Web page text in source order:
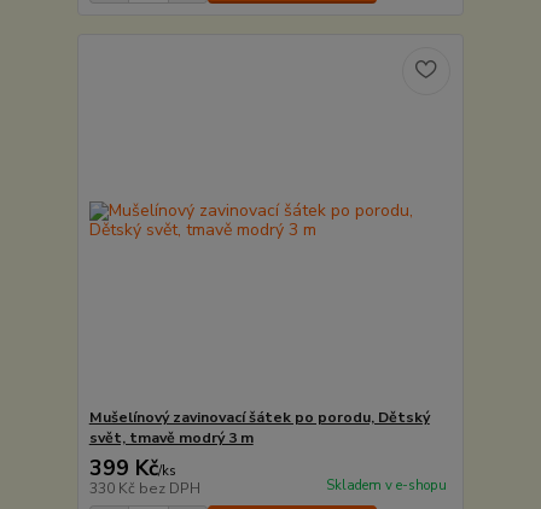
Mušelínový zavinovací šátek po porodu, Dětský
svět, tmavě modrý 3 m
399 Kč/ks
330 Kč bez DPH Skladem v e-shopu